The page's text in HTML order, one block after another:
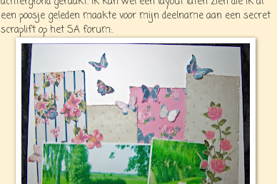
een poosje geleden maakte voor mijn deelname aan een secret
scraplift op het SA forum:.